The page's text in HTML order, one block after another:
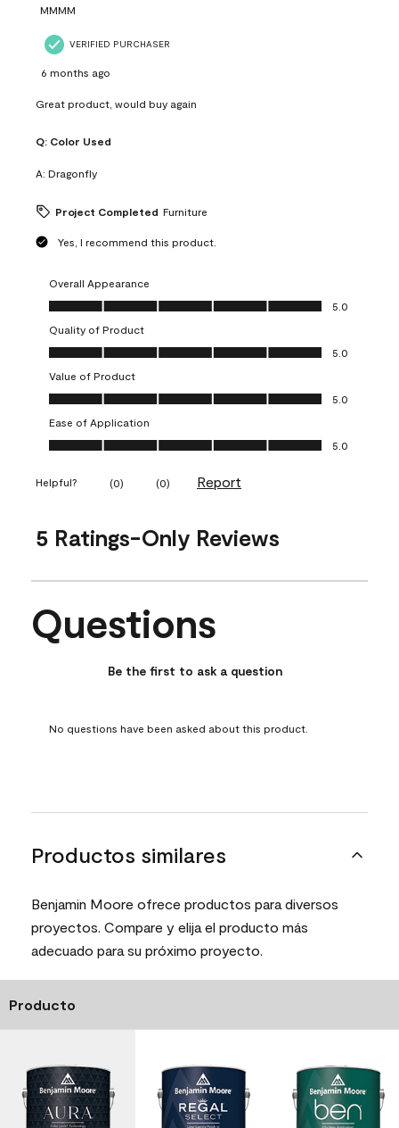
MMMM
VERIFIED PURCHASER
6 months ago
Great product, would buy again
Q: Color Used
A: Dragonfly
Project Completed Furniture
Yes, I recommend this product.
Overall Appearance
Overall Appearance, 5.0 out of 5
5.0
Quality of Product
Quality of Product, 5.0 out of 5
5.0
Value of Product
Value of Product, 5.0 out of 5
5.0
Ease of Application
Ease of Application, 5.0 out of 5
5.0
Helpful? (0) (0) Report
5 Ratings-Only Reviews
No questions have been asked about this product.
Questions
Be the first to ask a question
No questions have been asked about this product.
Productos similares
Benjamin Moore ofrece productos para diversos
proyectos. Compare y elija el producto más
adecuado para su próximo proyecto.
Producto